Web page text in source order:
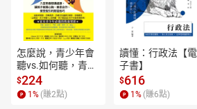
第七章：沒有找呀
第八章：教書不是塔
第九章：最重要的是被愛嗎
第十章：為什麼、為什麼
第十一章：讀書和迷藏
第十二章：不棄
第十三章：不逃
怎麼說，青少年會
聽vs.如何聽，青少
年願意說【電子
書】
$224
1 % (賺2點)
讀懂：行政法【電
子書】
$616
1 % (賺6點)